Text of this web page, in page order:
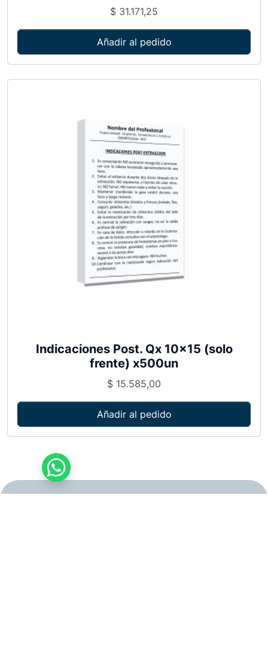
$ 31.171,25
Añadir al pedido
Indicaciones Post. Qx 10×15 (solo
frente) x500un
$ 15.585,00
Añadir al pedido